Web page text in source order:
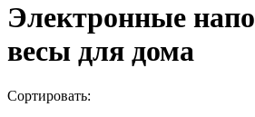
Электронные
весы для дома
Сортировать: